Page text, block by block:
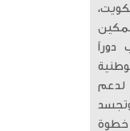
دوراً
لدعم
خطوة